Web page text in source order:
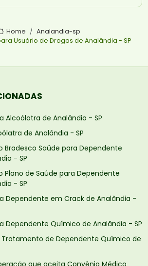
Home
Analandia-sp
Usuário de Drogas de Analândia - SP
Alcoólatra de Analândia - SP
de Analândia - SP
Bradesco Saúde para Dependente
- SP
Plano de Saúde para Dependente
- SP
Dependente em Crack de Analândia -
Dependente Químico de Analândia - SP
de Dependente Químico de